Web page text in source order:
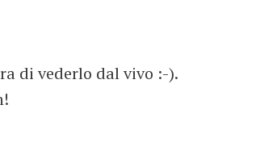
di vederlo dal vivo :-).